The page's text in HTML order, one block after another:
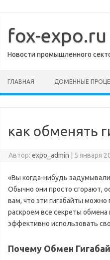
содержимому
fox-expo.ru
Новости промышленного
ГЛАВНАЯ ДОМЕННЫЕ
как обменять
Автор:expo_admin 5 января
«Вы когда-нибудь
Обычно они просто сгорают,
вам, что эти гигабайты
раскроем все секреты
эффективно использовать
Почему Обмен